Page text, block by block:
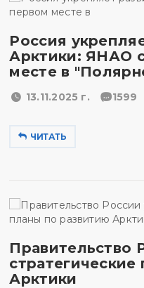
Россия
Арктики: ЯНАО
месте в
13.11.2025 г. 1599
ЧИТАТЬ
Правительство
Арктики